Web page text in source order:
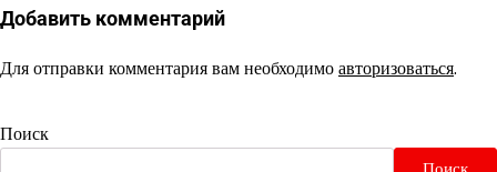
Добавить комментарий
Для отправки комментария вам необходимоавторизоваться.
Поиск